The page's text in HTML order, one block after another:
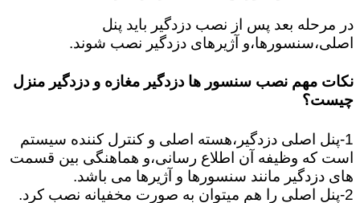
در مرحله بعد پس از نصب دزدگیر باید پنل
اصلی،سنسورها،و آژیرهای دزدگیر نصب شوند.
نکات مهم نصب سنسور ها دزدگیر مغازه و دزدگیر منزل
چیست؟
1-پنل اصلی دزدگیر،هسته اصلی و کنترل کننده سیستم
است که وظیفه آن اطلاع رسانی،و هماهنگی بین قسمت
های دزدگیر مانند سنسورها و آژیرها می باشد.
2-پنل اصلی را هم میتوان به صورت مخفیانه نصب کرد.